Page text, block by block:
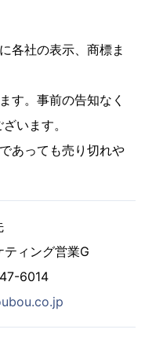
各社の表示、商標ま
す。事前の告知なく
います。
あっても売り切れや
ィング営業G
6014